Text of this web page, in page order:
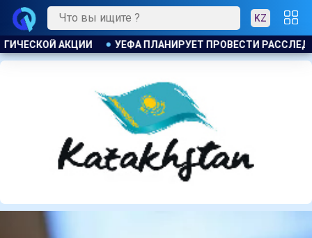
KZ
РАССЛЕДОВАНИЕ ИНИЦИАТИВЫ ФИФА ПО ПРОДАЖЕ